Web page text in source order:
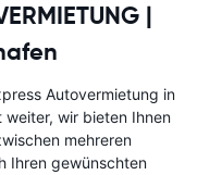
|
Autovermietung in
weiter, wir bieten Ihnen
mehreren
Ihren gewünschten